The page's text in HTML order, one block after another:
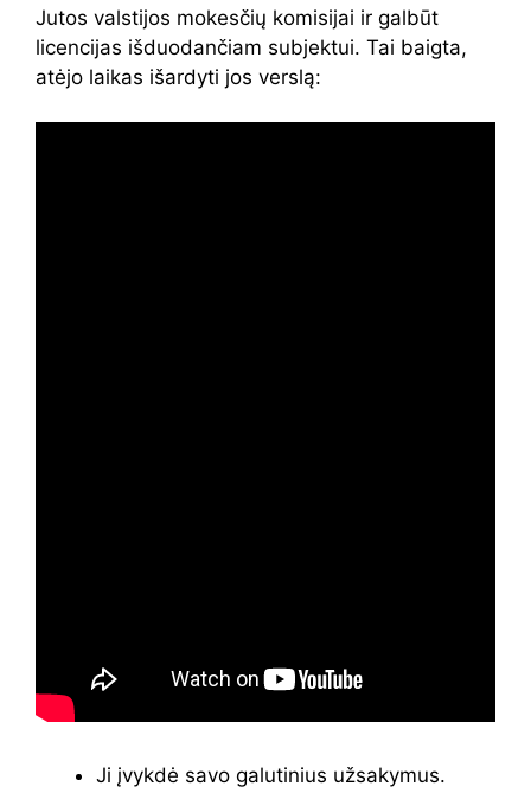
Jutos valstijos mokesčių komisijai ir galbūt
licencijas išduodančiam subjektui. Tai baigta,
atėjo laikas išardyti jos verslą:
Ji įvykdė savo galutinius užsakymus.